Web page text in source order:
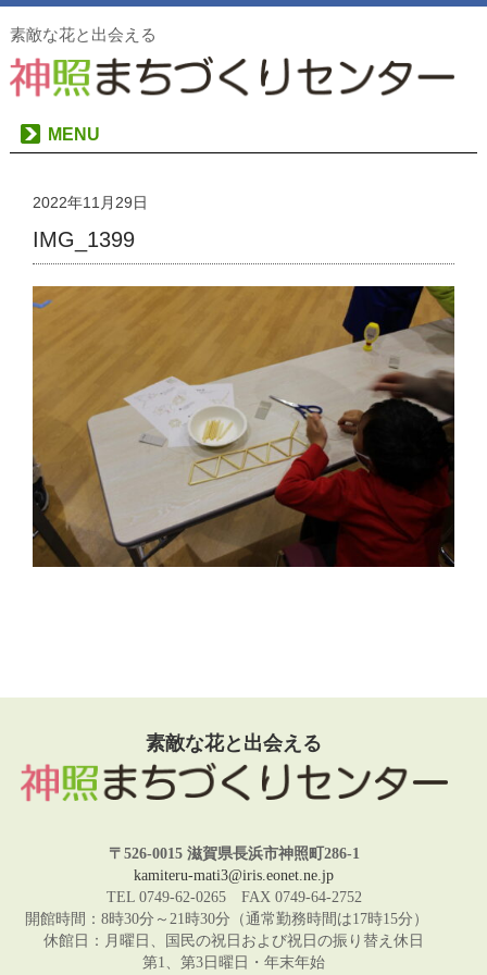
素敵な花と出会える
MENU
2022年11月29日
IMG_1399
素敵な花と出会える
〒526-0015 滋賀県長浜市神照町286-1
kamiteru-mati3@iris.eonet.ne.jp
TEL 0749-62-0265 FAX 0749-64-2752
開館時間：8時30分～21時30分（通常勤務時間は17時15分）
休館日：月曜日、国民の祝日および祝日の振り替え休日
第1、第3日曜日・年末年始